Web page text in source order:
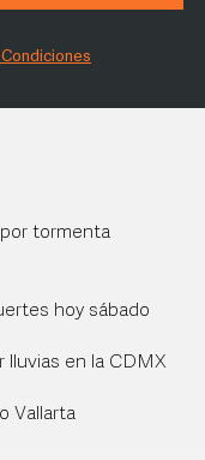
Condiciones
tormenta
hoy sábado
lluvias en la CDMX
Vallarta